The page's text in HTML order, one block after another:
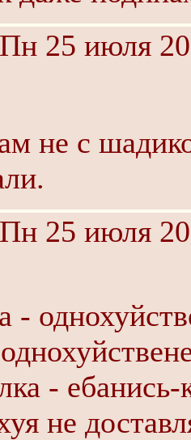
Пн 25 июля
не с
Пн 25 июля
-
-
не